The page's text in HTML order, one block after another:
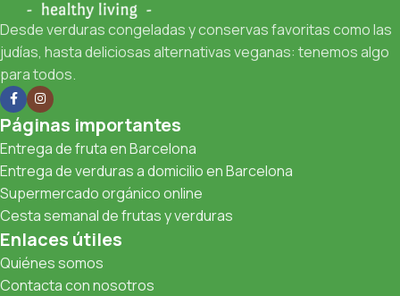
Desde verduras congeladas y conservas favoritas como las
judías, hasta deliciosas alternativas veganas: tenemos algo
para todos.
Páginas importantes
Entrega de fruta en Barcelona
Entrega de verduras a domicilio en Barcelona
Supermercado orgánico online
Cesta semanal de frutas y verduras
Enlaces útiles
Quiénes somos
Contacta con nosotros